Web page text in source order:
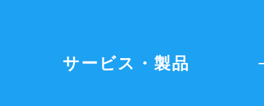
サービス・製品